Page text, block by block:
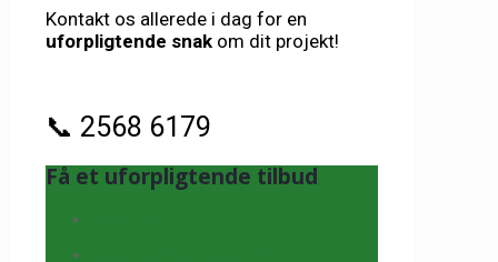
Kontakt os allerede i dag for en
uforpligtende snak om dit projekt!
📞 2568 6179
Få et uforpligtende tilbud